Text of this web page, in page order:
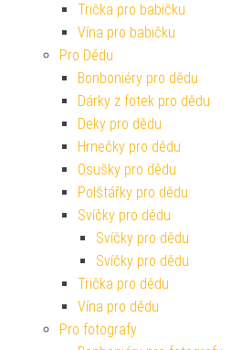
Trička pro babičku
Vína pro babičku
Pro Dědu
Bonboniéry pro dědu
Dárky z fotek pro dědu
Deky pro dědu
Hrnečky pro dědu
Osušky pro dědu
Polštářky pro dědu
Svíčky pro dědu
Svíčky pro dědu
Svíčky pro dědu
Trička pro dědu
Vína pro dědu
Pro fotografy